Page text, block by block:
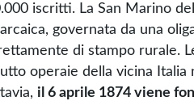
iscritti. La San Marino
governata da una
di stampo rurale.
operaie della vicina
il 6 aprile 1874 viene